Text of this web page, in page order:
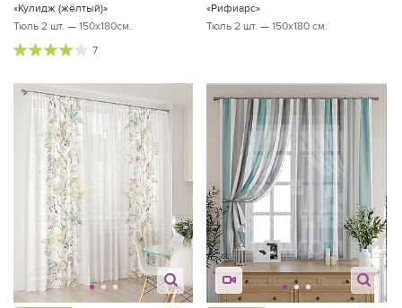
«Кулидж (жёлтый)»
Тюль 2 шт. — 150х180см.
7
«Рифиарс»
Тюль 2 шт. — 150х180 см.